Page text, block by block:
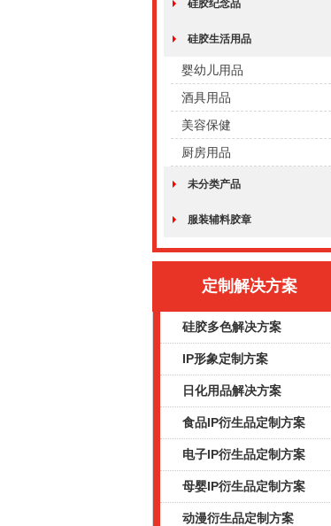
硅胶纪念品
硅胶生活用品
婴幼儿用品
酒具用品
美容保健
厨房用品
未分类产品
服装辅料胶章
定制解决方案
硅胶多色解决方案
IP形象定制方案
日化用品解决方案
食品IP衍生品定制方案
电子IP衍生品定制方案
母婴IP衍生品定制方案
动漫衍生品定制方案